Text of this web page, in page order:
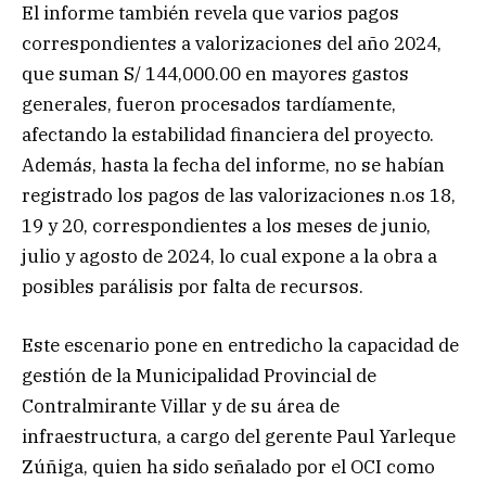
El informe también revela que varios pagos
correspondientes a valorizaciones del año 2024,
que suman S/ 144,000.00 en mayores gastos
generales, fueron procesados tardíamente,
afectando la estabilidad financiera del proyecto.
Además, hasta la fecha del informe, no se habían
registrado los pagos de las valorizaciones n.os 18,
19 y 20, correspondientes a los meses de junio,
julio y agosto de 2024, lo cual expone a la obra a
posibles parálisis por falta de recursos.
Este escenario pone en entredicho la capacidad de
gestión de la Municipalidad Provincial de
Contralmirante Villar y de su área de
infraestructura, a cargo del gerente Paul Yarleque
Zúñiga, quien ha sido señalado por el OCI como